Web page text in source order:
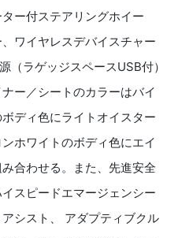
ー付ステアリングホイー
ワイヤレスデバイスチャー
（ラゲッジスペースUSB付）
ー／シートのカラーはバイ
ディ色にライトオイスター
ホワイトのボディ色にエイ
合わせる。また、先進安全
スピードエマージェンシー
シスト、 アダプティブクル